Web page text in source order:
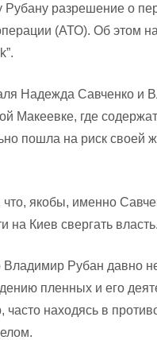
разрешение о
(АТО). Об этом
Надежда Савченко и
Макеевке, где
пошла на риск своей
якобы, именно
на Киев свергать власть.
Владимир Рубан давно
пленных и его
находясь в